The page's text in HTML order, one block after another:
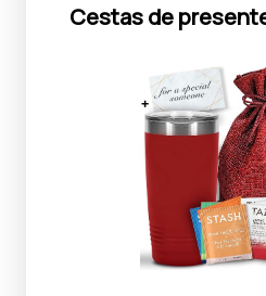
Cestas de